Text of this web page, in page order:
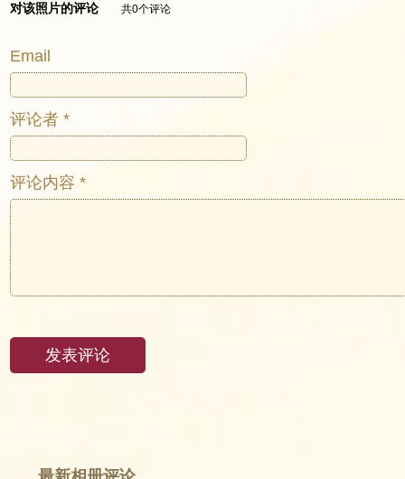
对该照片的评论 共0个评论
Email
评论者 *
评论内容 *